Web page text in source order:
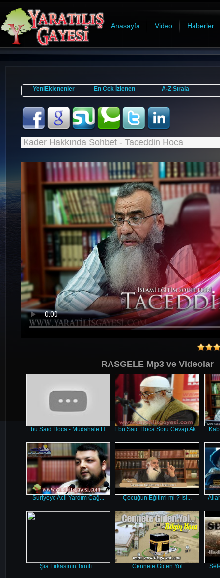
Anasayfa Video Haberler
YeniEklenenler En Çok İzlenen A-Z Sırala
Kader Hakkında Sohbet - Taceddin Hoca
RASGELE Mp3 ve Videolar
Ebu Said Hoca - Müdahale H... Ebu Said Hoca Soru Cevap Ak...
Suriyeye Acil Yardım Çağ... Çocuğun Eğitimi mi ? Isl...
Şia Fırkasının Tanıtı... Cennete Giden Yol